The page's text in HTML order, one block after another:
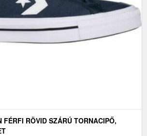
FÉRFI RÖVID SZÁRÚ TORNACIPŐ,